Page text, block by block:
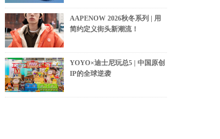
AAPENOW 2026秋冬系列 | 用
简约定义街头新潮流！
YOYO×迪士尼玩总5 | 中国原创
IP的全球逆袭